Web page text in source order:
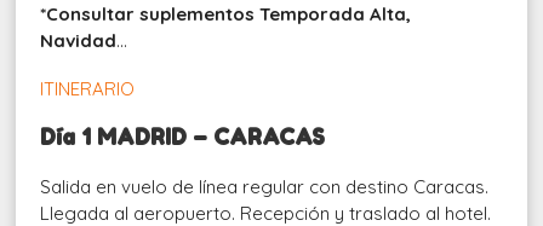
*Consultar suplementos Temporada Alta,
Navidad…
ITINERARIO
Día 1 MADRID – CARACAS
Salida en vuelo de línea regular con destino Caracas.
Llegada al aeropuerto. Recepción y traslado al hotel.